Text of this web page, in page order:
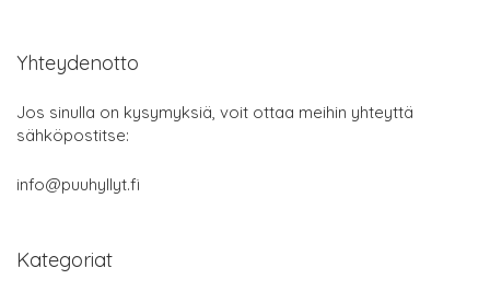
Yhteydenotto
Jos sinulla on kysymyksiä, voit ottaa meihin yhteyttä
sähköpostitse:
info@puuhyllyt.fi
Kategoriat